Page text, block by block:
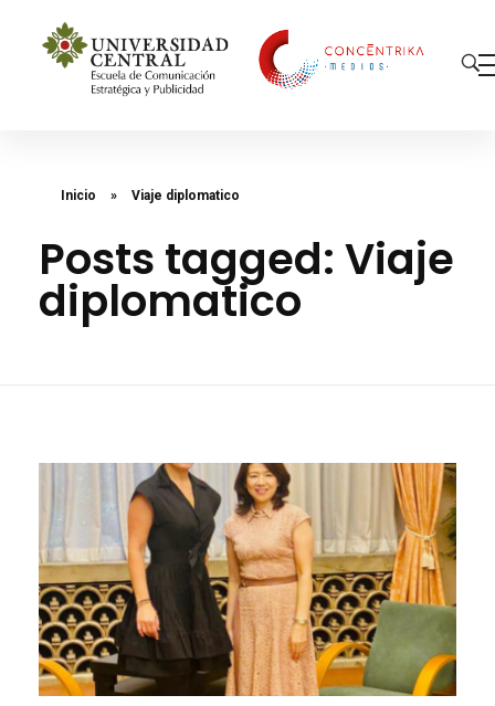
Inicio » Viaje diplomatico
Posts tagged: Viaje
diplomatico